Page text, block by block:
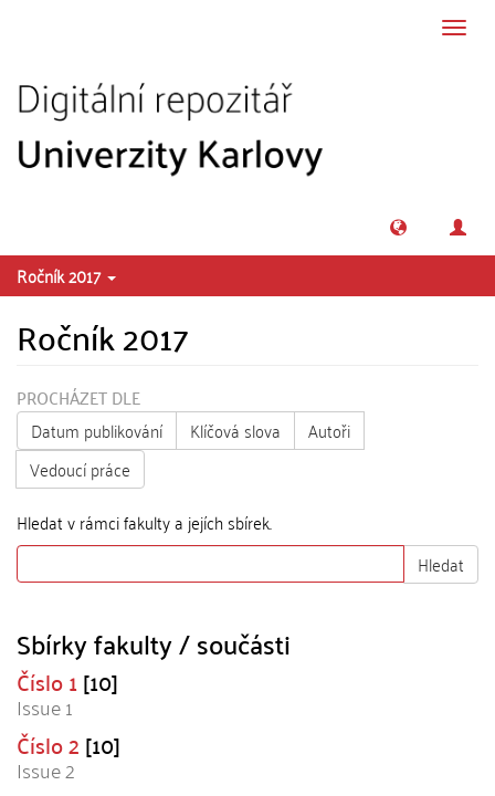
Ročník 2017
Ročník 2017
PROCHÁZET DLE
Datum publikování
Klíčová slova
Autoři
Vedoucí práce
Hledat v rámci fakulty a jejích sbírek.
Hledat
Sbírky fakulty / součásti
Číslo 1[10]
Issue 1
Číslo 2[10]
Issue 2